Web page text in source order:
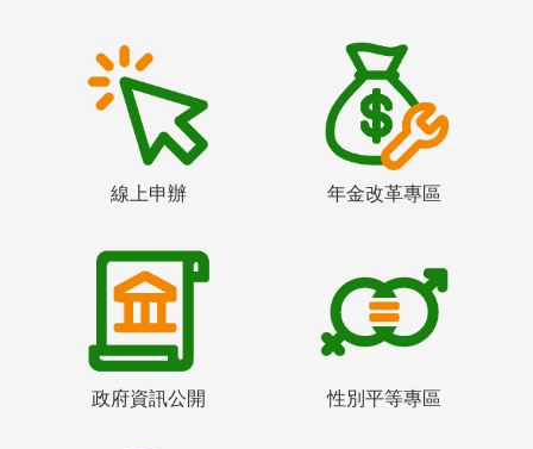
線上申辦 年金改革專區
政府資訊公開 性別平等專區